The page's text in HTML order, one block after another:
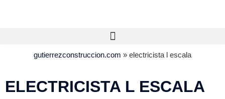
gutierrezconstruccion.com » electricista l escala
ELECTRICISTA L ESCALA